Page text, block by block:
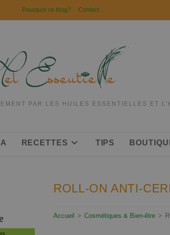
Pourquoi ce blog? Contact
PAR LES HUILES ESSENTIELLES ET
RECETTES TIPS
ROLL-ON ANTI-
Accueil > Cosmétiques & Bien-être >